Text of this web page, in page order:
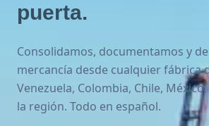
puerta.
Consolidamos, documentamos y
mercancía desde cualquier fábrica
Venezuela, Colombia, Chile,
la región. Todo en español.